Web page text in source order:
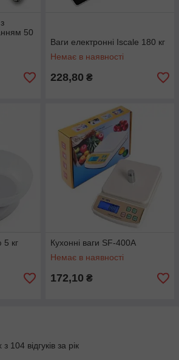
50
Ваги електронні Iscale 180 кг
Немає в наявності
228,80 ₴
5 кг
Кухонні ваги SF-400A
Немає в наявності
172,10 ₴
104 відгуків за рік